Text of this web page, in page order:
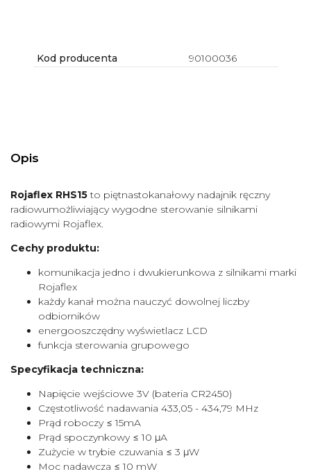
Kod producenta 90100036
Opis
Rojaflex RHS15to piętnastokanałowy nadajnik ręczny
radiowumożliwiający wygodne sterowanie silnikami
radiowymi Rojaflex.
Cechy produktu:
komunikacja jedno i dwukierunkowa z silnikami marki
Rojaflex
każdy kanał można nauczyć dowolnej liczby
odbiorników
energooszczędny wyświetlacz LCD
funkcja sterowania grupowego
Specyfikacja techniczna:
Napięcie wejściowe 3V (bateria CR2450)
Częstotliwość nadawania 433,05 - 434,79 MHz
Prąd roboczy ≤ 15mA
Prąd spoczynkowy ≤ 10 μA
Zużycie w trybie czuwania ≤ 3 μW
Moc nadawcza ≤ 10 mW